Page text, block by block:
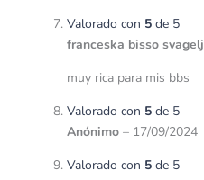
Valorado con 5 de 5
franceska bisso svagelj
muy rica para mis bbs
Valorado con 5 de 5
Anónimo – 17/09/2024
Valorado con 5 de 5